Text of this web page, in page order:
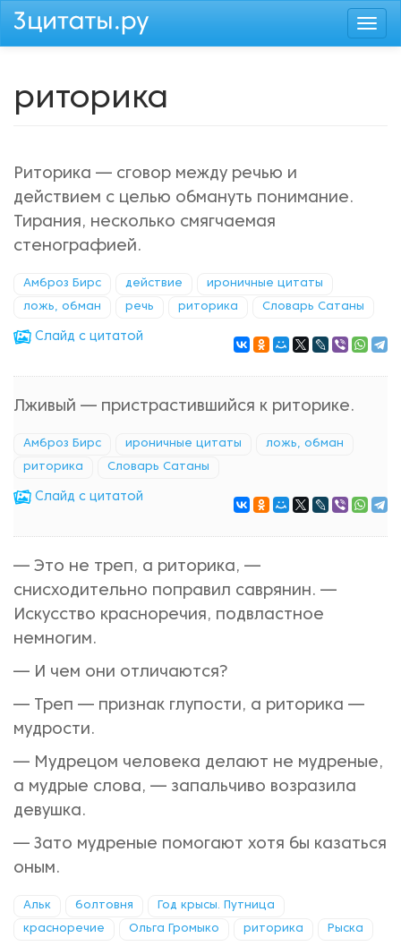
Перейти
риторика
Риторика — сговор между речью и
действием с целью обмануть понимание.
Тирания, несколько смягчаемая
стенографией.
Амброз Бирс действие ироничные цитаты
ложь, обман речь риторика Словарь Сатаны
Cлайд с цитатой
Лживый — пристрастившийся к риторике.
Амброз Бирс ироничные цитаты ложь, обман
риторика Словарь Сатаны
Cлайд с цитатой
— Это не треп, а риторика, —
снисходительно поправил саврянин. —
Искусство красноречия, подвластное
немногим.
— И чем они отличаются?
— Треп — признак глупости, а риторика —
мудрости.
— Мудрецом человека делают не мудреные,
а мудрые слова, — запальчиво возразила
девушка.
— Зато мудреные помогают хотя бы казаться
оным.
Альк болтовня Год крысы. Путница
красноречие Ольга Громыко риторика Рыска